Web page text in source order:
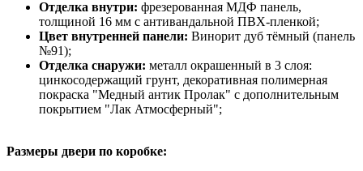
Отделка внутри: фрезерованная МДФ панель,
толщиной 16 мм с антивандальной ПВХ-пленкой;
Цвет внутренней панели: Винорит дуб тёмный (панель
№91);
Отделка снаружи: металл окрашенный в 3 слоя:
цинкосодержащий грунт, декоративная полимерная
покраска "Медный антик Пролак" с дополнительным
покрытием "Лак Атмосферный";
Размеры двери по коробке: